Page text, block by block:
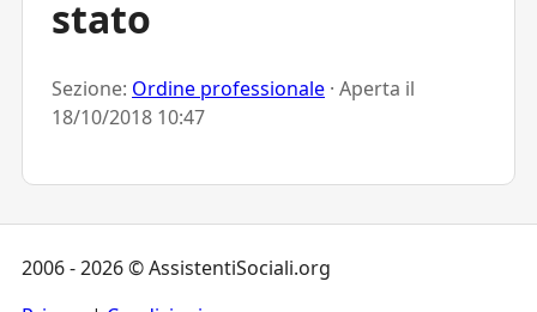
stato
Sezione: Ordine professionale · Aperta il
18/10/2018 10:47
2006 - 2026 © AssistentiSociali.org